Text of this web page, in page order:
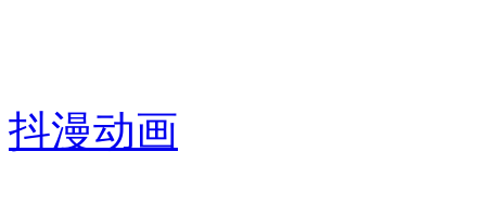
抖漫动画